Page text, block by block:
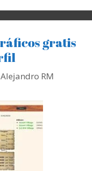
gratis
Alejandro RM